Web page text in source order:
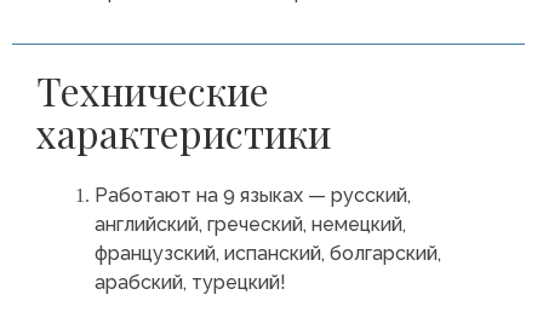
Технические
характеристики
Работают на 9 языках — русский,
английский, греческий, немецкий,
французский, испанский, болгарский,
арабский, турецкий!